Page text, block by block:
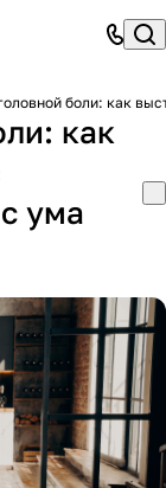
боли: как
как
ума